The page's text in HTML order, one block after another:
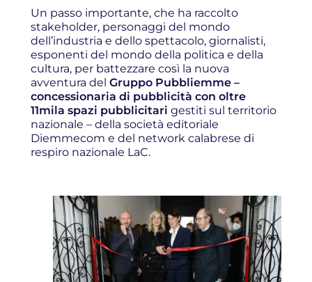
Un passo importante, che ha raccolto
stakeholder, personaggi del mondo
dell’industria e dello spettacolo, giornalisti,
esponenti del mondo della politica e della
cultura, per battezzare così la nuova
avventura del Gruppo Pubbliemme –
concessionaria di pubblicità con oltre
11mila spazi pubblicitari gestiti sul territorio
nazionale – della società editoriale
Diemmecom e del network calabrese di
respiro nazionale LaC.